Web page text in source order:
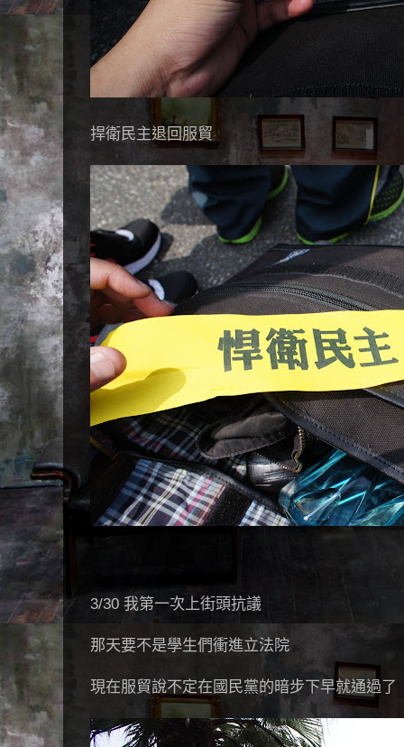
捍衛民主退回服貿
3/30 我第一次上街頭抗議
那天要不是學生們衝進立法院
現在服貿說不定在國民黨的暗步下早就通過了